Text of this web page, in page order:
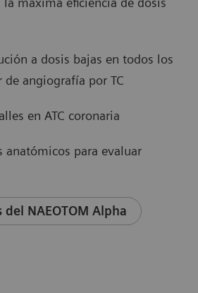
a dosis bajas en todos los
angiografía por TC
en ATC coronaria
anatómicos para evaluar
del NAEOTOM Alpha